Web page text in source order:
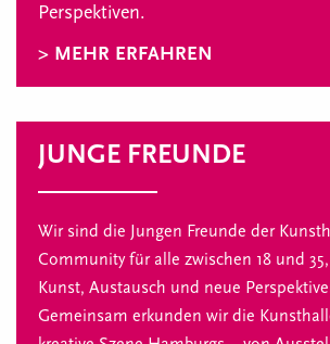
Perspektiven.
> MEHR ERFAHREN
JUNGE FREUNDE
Wir sind die Jungen Freunde der
Community für alle zwischen 18 und
Kunst, Austausch und neue
Gemeinsam erkunden wir die